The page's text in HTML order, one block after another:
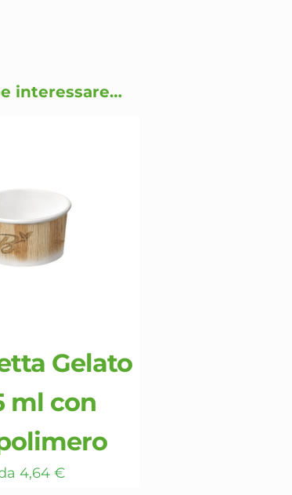
possono
interessare…
Gelato
ml con
4,64€